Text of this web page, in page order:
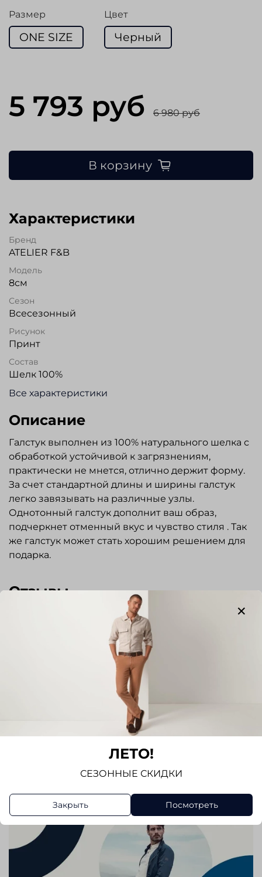
Размер
ONE SIZE
Цвет
Черный
5 793 руб 6 980 руб
В корзину
Характеристики
Бренд
ATELIER F&B
Модель
8см
Сезон
Всесезонный
Рисунок
Принт
Состав
Шелк 100%
Все характеристики
Описание
Галстук выполнен из 100% натурального шелка с
обработкой устойчивой к загрязнениям,
практически не мнется, отлично держит форму.
За счет стандартной длины и ширины галстук
легко завязывать на различные узлы.
Однотонный галстук дополнит ваш образ,
подчеркнет отменный вкус и чувство стиля . Так
же галстук может стать хорошим решением для
подарка.
Отзывы
Отзывов еще никто не оставлял
ЛЕТО!
СЕЗОННЫЕ СКИДКИ
Закрыть Посмотреть